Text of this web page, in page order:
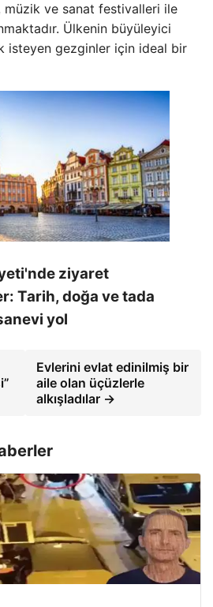
müzik ve sanat festivalleri ile
Ülkenin büyüleyici
isteyen gezginler için ideal bir
ziyaret
Tarih, doğa ve tada
yol
Evlerini evlat edinilmiş bir
aile olan üçüzlerle
alkışladılar →